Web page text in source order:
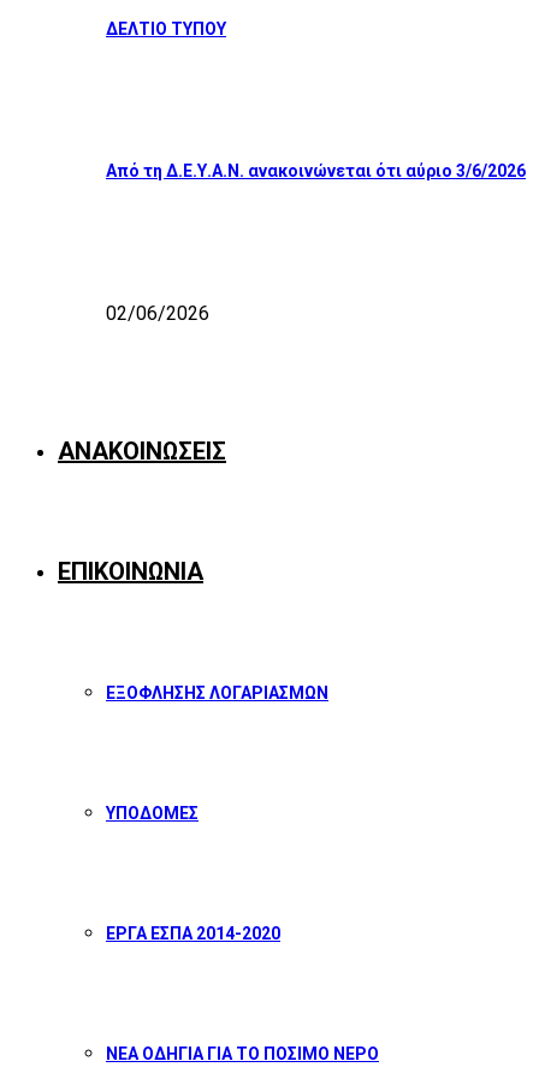
ΔΕΛΤΙΟ ΤΥΠΟΥ
Από τη Δ.Ε.Υ.Α.Ν. ανακοινώνεται ότι αύριο 3/6/2026
02/06/2026
ΑΝΑΚΟΙΝΩΣΕΙΣ
ΕΠΙΚΟΙΝΩΝΙΑ
ΕΞΟΦΛΗΣΗΣ ΛΟΓΑΡΙΑΣΜΩΝ
ΥΠΟΔΟΜΕΣ
ΕΡΓΑ ΕΣΠΑ 2014-2020
ΝΕΑ ΟΔΗΓΙΑ ΓΙΑ ΤΟ ΠΟΣΙΜΟ ΝΕΡΟ